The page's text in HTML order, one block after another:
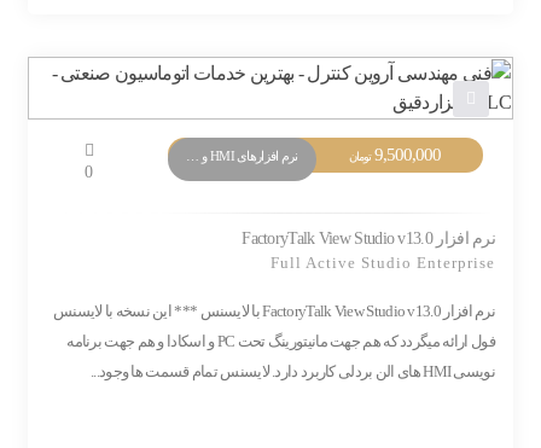
9,500,000 تومان
0
نرم افزار FactoryTalk View Studio v13.0
Full Active Studio Enterprise
نرم افزار FactoryTalk View Studio v13.0 با لایسنس *** این نسخه با لایسنس
فول ارائه میگردد که هم جهت مانیتورینگ تحت PC و اسکادا و هم جهت برنامه
نویسی HMI های الن بردلی کاربرد دارد. لایسنس تمام قسمت ها وجود...